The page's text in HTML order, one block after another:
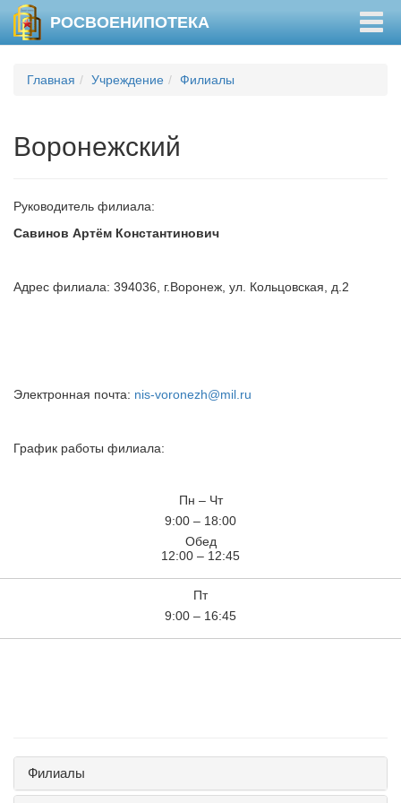
РОСВОЕНИПОТЕКА
Главная Учреждение Филиалы
Воронежский
Руководитель филиала:
Савинов Артём Константинович
Адрес филиала: 394036, г.Воронеж, ул. Кольцовская, д.2
Электронная почта: nis-voronezh@mil.ru
График работы филиала:
Пн – Чт
9:00 – 18:00
Обед
12:00 – 12:45
Пт
9:00 – 16:45
Филиалы